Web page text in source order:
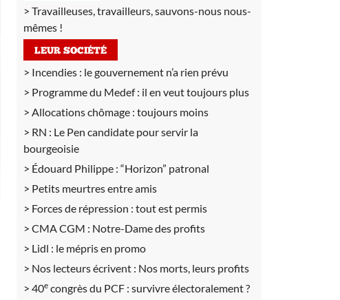
Travailleuses, travailleurs, sauvons-nous nous-
mêmes !
LEUR SOCIÉTÉ
Incendies : le gouvernement n’a rien prévu
Programme du Medef : il en veut toujours plus
Allocations chômage : toujours moins
RN : Le Pen candidate pour servir la
bourgeoisie
Édouard Philippe : “Horizon” patronal
Petits meurtres entre amis
Forces de répression : tout est permis
CMA CGM : Notre-Dame des profits
Lidl : le mépris en promo
Nos lecteurs écrivent : Nos morts, leurs profits
40e congrès du PCF : survivre électoralement ?